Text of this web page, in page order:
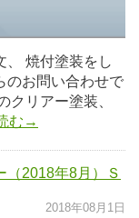
、 焼付塗装をし
のお問い合わせで
クリアー塗装、
む→
（2018年8月）Ｓ
2018年08月1日